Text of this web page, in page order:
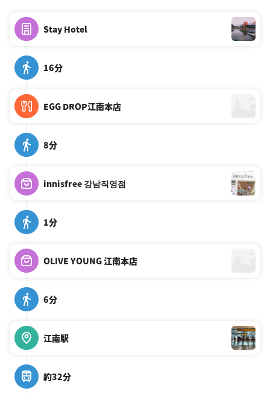
Stay Hotel
16分
EGG DROP江南本店
8分
innisfree 강남직영점
1分
OLIVE YOUNG 江南本店
6分
江南駅
約32分